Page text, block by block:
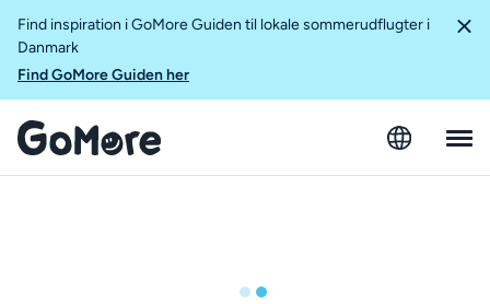
Find inspiration i GoMore Guiden til lokale sommerudflugter i
Danmark
Find GoMore Guiden her